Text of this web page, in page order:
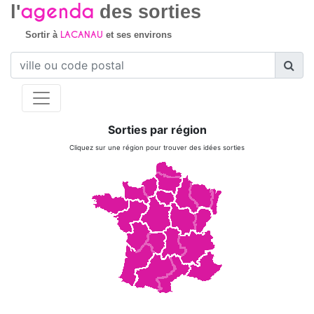
l'agenda des sorties
Sortir à LACANAU et ses environs
Sorties par région
Cliquez sur une région pour trouver des idées sorties